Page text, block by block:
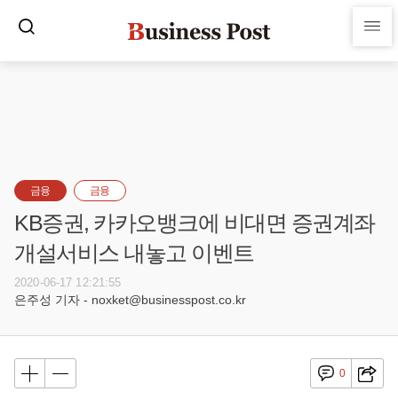
금융 금융
KB증권, 카카오뱅크에 비대면 증권계좌
개설서비스 내놓고 이벤트
2020-06-17 12:21:55
은주성 기자 - noxket@businesspost.co.kr
0